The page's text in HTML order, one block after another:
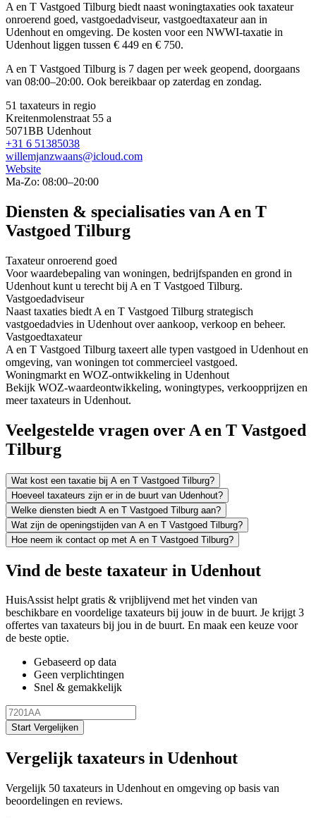
A en T Vastgoed Tilburg biedt naast woningtaxaties ook taxateur
onroerend goed, vastgoedadviseur, vastgoedtaxateur aan in
Udenhout en omgeving. De kosten voor een NWWI-taxatie in
Udenhout liggen tussen € 449 en € 750.
A en T Vastgoed Tilburg is 7 dagen per week geopend, doorgaans
van 08:00–20:00. Ook bereikbaar op zaterdag en zondag.
51 taxateurs in regio
Kreitenmolenstraat 55 a
5071BB Udenhout
+31 6 51385038
willemjanzwaans@icloud.com
Website
Ma-Zo: 08:00–20:00
Diensten & specialisaties van A en T
Vastgoed Tilburg
Taxateur onroerend goed
Voor waardebepaling van woningen, bedrijfspanden en grond in
Udenhout kunt u terecht bij A en T Vastgoed Tilburg.
Vastgoedadviseur
Naast taxaties biedt A en T Vastgoed Tilburg strategisch
vastgoedadvies in Udenhout over aankoop, verkoop en beheer.
Vastgoedtaxateur
A en T Vastgoed Tilburg taxeert alle typen vastgoed in Udenhout en
omgeving, van woningen tot commercieel vastgoed.
Woningmarkt en WOZ-ontwikkeling in Udenhout
Bekijk WOZ-waardeontwikkeling, woningtypes, verkoopprijzen en
meer taxateurs in Udenhout.
Veelgestelde vragen over A en T Vastgoed
Tilburg
Wat kost een taxatie bij A en T Vastgoed Tilburg?
Hoeveel taxateurs zijn er in de buurt van Udenhout?
Welke diensten biedt A en T Vastgoed Tilburg aan?
Wat zijn de openingstijden van A en T Vastgoed Tilburg?
Hoe neem ik contact op met A en T Vastgoed Tilburg?
Vind de beste taxateur in Udenhout
HuisAssist helpt gratis & vrijblijvend met het vinden van
beschikbare en voordelige taxateurs bij jouw in de buurt. Je krijgt 3
offertes van taxateurs bij jou in de buurt. En maak een keuze voor
de beste optie.
Gebaseerd op data
Geen verplichtingen
Snel & gemakkelijk
Start Vergelijken
Vergelijk taxateurs in Udenhout
Vergelijk 50 taxateurs in Udenhout en omgeving op basis van
beoordelingen en reviews.